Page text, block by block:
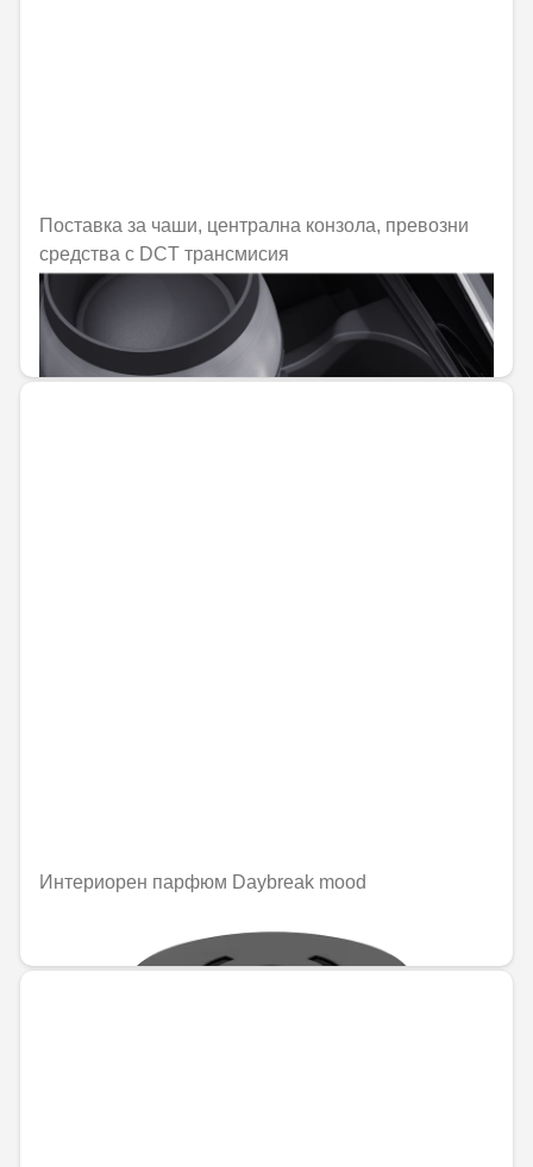
Поставка за чаши, централна конзола, превозни
средства с DCT трансмисия
Не е налично онлайн
59,30 € / 115,99 лв.
Интериорен парфюм Daybreak mood
92,02 € / 179,97 лв.